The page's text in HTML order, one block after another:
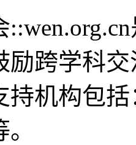
励跨学科
持机构包